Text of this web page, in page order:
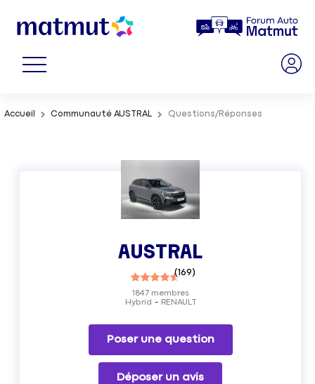
Accueil Communauté AUSTRAL Questions/Réponses
AUSTRAL
(169)
Hybrid RENAULT
1847membres
Poser une question
Déposer un avis